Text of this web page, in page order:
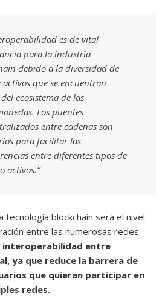
es de vital
para la industria
debido a la diversidad de
activos que se encuentran
ecosistema de las
Los puentes
entre cadenas son
para facilitar las
entre diferentes tipos de
activos.”
tecnología blockchain será el nivel
entre las numerosas redes
interoperabilidad entre
ya que reduce la barrera de
que quieran participar en
redes.